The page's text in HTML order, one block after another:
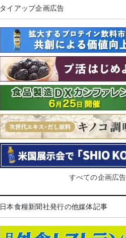
タイアップ企画広告
すべての企画広
日本食糧新聞社発行の他媒体記事